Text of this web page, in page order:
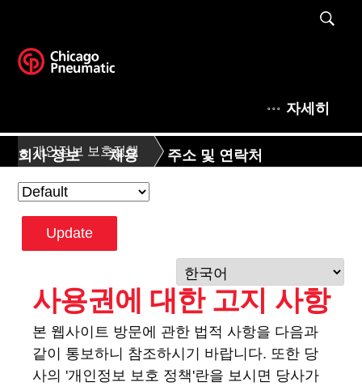
자세히
회사 정보 채용 주소 및 연락처
개인정보 보호정책
Update
사용권에 대한 고지 사항
본 웹사이트 방문에 관한 법적 사항을 다음과
같이 통보하니 참조하시기 바랍니다. 또한 당
사의 '개인정보 보호 정책'란을 보시면 당사가